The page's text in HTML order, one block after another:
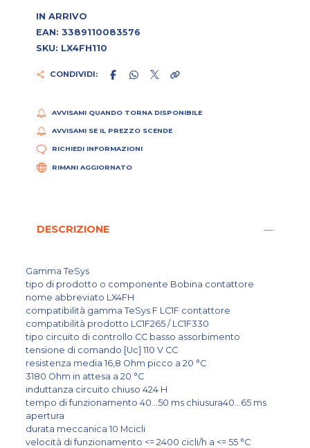
IN ARRIVO
EAN: 3389110083576
SKU: LX4FH110
CONDIVIDI:
AVVISAMI QUANDO TORNA DISPONIBILE
AVVISAMI SE IL PREZZO SCENDE
RICHIEDI INFORMAZIONI
RIMANI AGGIORNATO
DESCRIZIONE
Gamma TeSys
tipo di prodotto o componente Bobina contattore
nome abbreviato LX4FH
compatibilità gamma TeSys F LC1F contattore
compatibilità prodotto LC1F265 / LC1F330
tipo circuito di controllo CC basso assorbimento
tensione di comando [Uc] 110 V CC
resistenza media 16,8 Ohm picco a 20 °C
3180 Ohm in attesa a 20 °C
induttanza circuito chiuso 424 H
tempo di funzionamento 40...50 ms chiusura40...65 ms
apertura
durata meccanica 10 Mcicli
velocità di funzionamento <= 2400 cicli/h a <= 55 °C